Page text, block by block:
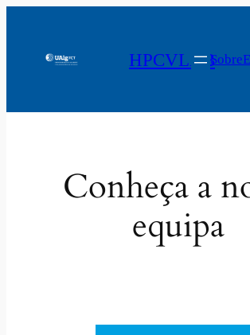
HPCVLABSobre
Conheça a
equipa